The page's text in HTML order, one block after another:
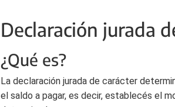
Declaración jurada
¿Qué es?
La declaración jurada de carácter
el saldo a pagar, es decir, establecés el